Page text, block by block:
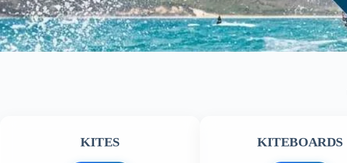
KITES KITEBOARDS